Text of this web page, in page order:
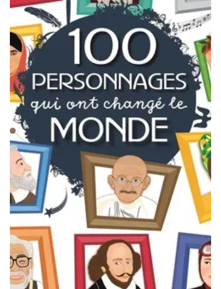
Cívico
Como preservar e desenvolver
a capacidade de análise?
A capacidade de análise é essencial para tomar decisões
informadas e críticas. Aprenda a estimular sua curiosidade e
criatividade, além de desenvolver habilidades de pensamento
crítico através de técnicas comprovadas e práticas acessíveis
que expandem sua visão do mundo.